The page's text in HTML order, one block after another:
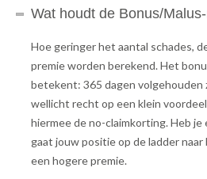
Wat houdt de Bonus/
Hoe geringer het aantal schades,
premie worden berekend. Het
betekent: 365 dagen volgehouden
wellicht recht op een klein
hiermee de no-claimkorting. Heb je
gaat jouw positie op de ladder
een hogere premie.